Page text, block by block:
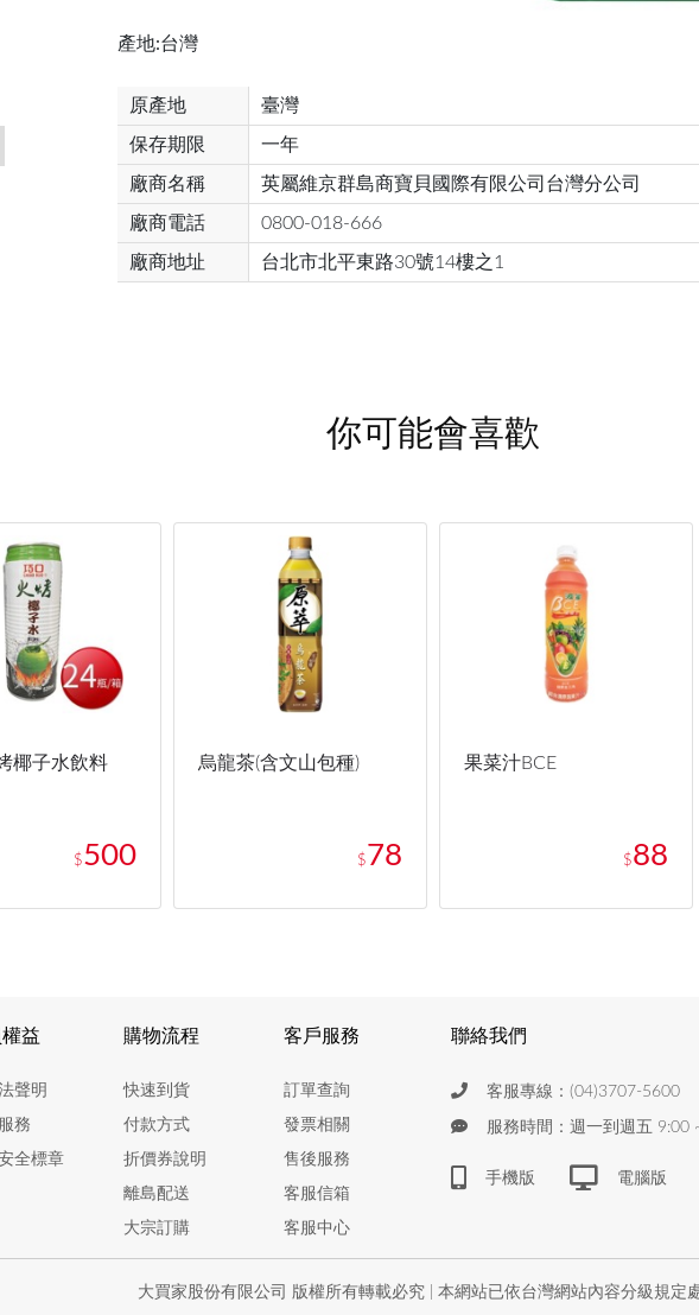
產地:台灣
原產地 臺灣
保存期限 一年
廠商名稱 英屬維京群島商寶貝國際有限公司台灣分公司
廠商電話 0800-018-666
廠商地址 台北市北平東路30號14樓之1
你可能會喜歡
椰子水飲料
$500
烏龍茶(含文山包種)
$78
果菜汁BCE
$88
益
聲明
務
全標章
購物流程
快速到貨
付款方式
折價券說明
離島配送
大宗訂購
客戶服務
訂單查詢
發票相關
售後服務
客服信箱
客服中心
聯絡我們
客服專線：(04)3707-5600
服務時間：週一到週五 9:00
手機版 電腦版
大買家股份有限公司 版權所有轉載必究 | 本網站已依台灣網站內容分級規定